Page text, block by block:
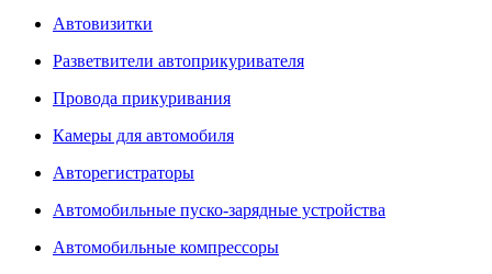
Автовизитки
Разветвители автоприкуривателя
Провода прикуривания
Камеры для автомобиля
Авторегистраторы
Автомобильные пуско-зарядные устройства
Автомобильные компрессоры